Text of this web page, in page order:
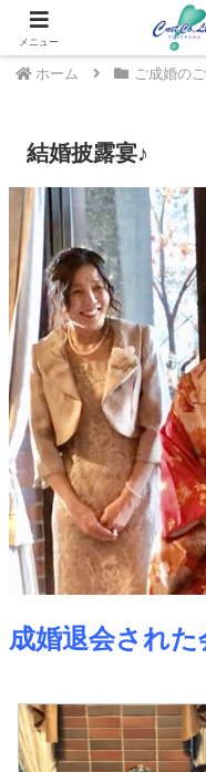
川崎・武蔵小杉エリア
ホーム ご成婚の
結婚披露宴♪
成婚退会され
メニュー